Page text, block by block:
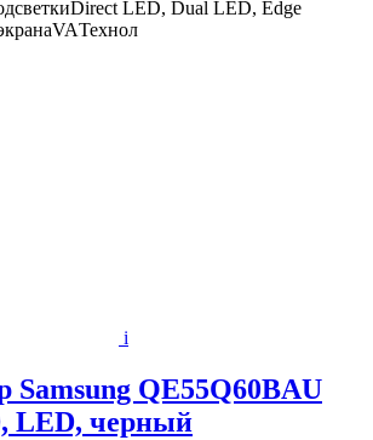
LED, Dual LED, Edge
i
Samsung QE55Q60BAU
LED, черный